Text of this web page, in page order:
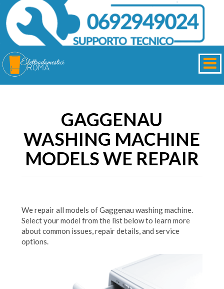
GAGGENAU
WASHING MACHINE
MODELS WE REPAIR
We repair all models of Gaggenau washing machine.
Select your model from the list below to learn more
about common issues, repair details, and service
options.